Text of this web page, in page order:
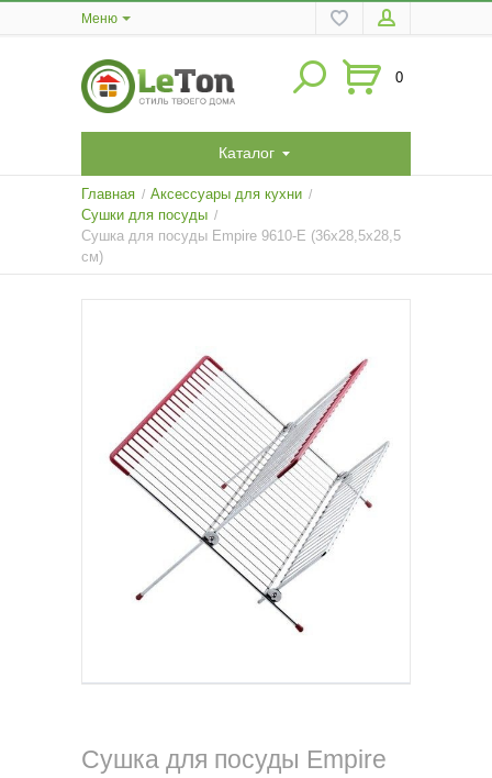
Меню
0
Каталог
Главная / Аксессуары для кухни /
Сушки для посуды /
Сушка для посуды Empire 9610-E (36х28,5х28,5
см)
Сушка для посуды Empire